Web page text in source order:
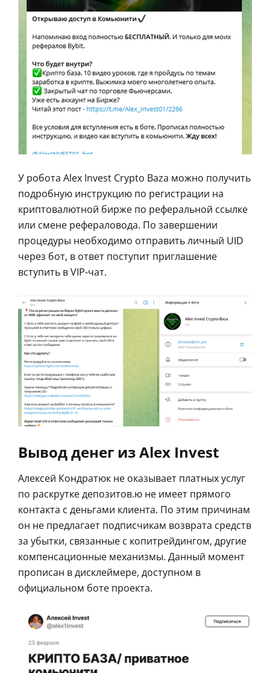
У робота Alex Invest Crypto Baza можно получить
подробную инструкцию по регистрации на
криптовалютной бирже по реферальной ссылке
или смене рефераловода. По завершении
процедуры необходимо отправить личный UID
через бот, в ответ поступит приглашение
вступить в VIP-чат.
Вывод денег из Alex Invest
Алексей Кондратюк не оказывает платных услуг
по раскрутке депозитов.ю не имеет прямого
контакта с деньгами клиента. По этим причинам
он не предлагает подписчикам возврата средств
за убытки, связанные с копитрейдингом, другие
компенсационные механизмы. Данный момент
прописан в дисклеймере, доступном в
официальном боте проекта.